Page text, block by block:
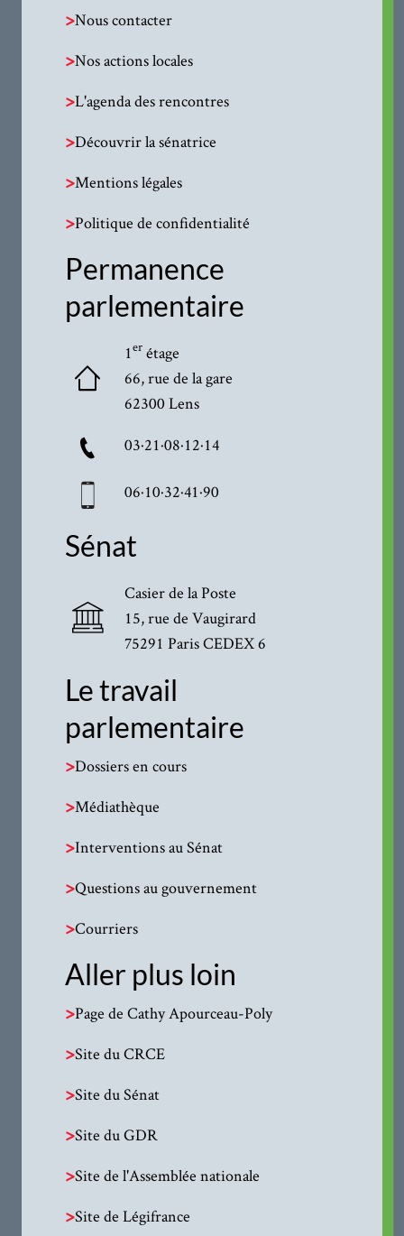
>Nous contacter
>Nos actions locales
>L'agenda des rencontres
>Découvrir la sénatrice
>Mentions légales
>Politique de confidentialité
Permanence
parlementaire
1erétage
66, rue de la gare
62300 Lens
03·21·08·12·14
06·10·32·41·90
Sénat
Casier de la Poste
15, rue de Vaugirard
75291 Paris CEDEX 6
Le travail
parlementaire
>Dossiers en cours
>Médiathèque
>Interventions au Sénat
>Questions au gouvernement
>Courriers
Aller plus loin
>Page de Cathy Apourceau-Poly
>Site du CRCE
>Site du Sénat
>Site du GDR
>Site de l'Assemblée nationale
>Site de Légifrance